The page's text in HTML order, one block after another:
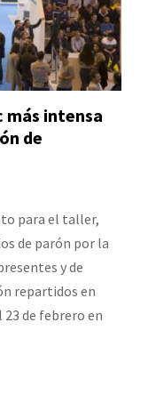
más intensa
de
para el taller,
de parón por la
y de
repartidos en
de febrero en